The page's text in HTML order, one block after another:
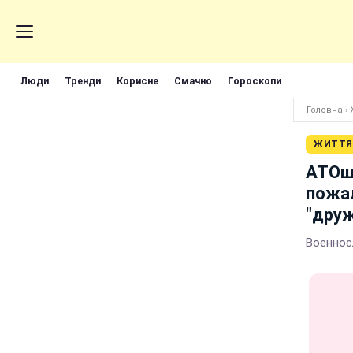
Люди Тренди Корисне Смачно Гороскопи
Головна ›
ЖИТТЯ